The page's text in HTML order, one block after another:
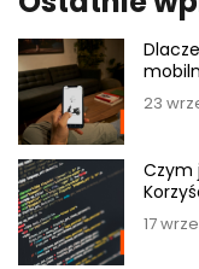
23
Czym
17